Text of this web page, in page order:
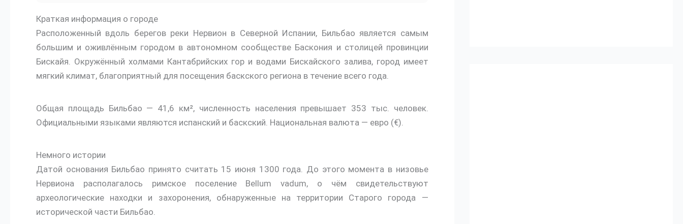
Краткая информация о городе
Расположенный вдоль берегов реки Нервион в Северной Испании, Бильбао является самым
большим и оживлённым городом в автономном сообществе Баскония и столицей провинции
Бискайя. Окружённый холмами Кантабрийских гор и водами Бискайского залива, город имеет
мягкий климат, благоприятный для посещения баскского региона в течение всего года.
Общая площадь Бильбао — 41,6 км², численность населения превышает 353 тыс. человек.
Официальными языками являются испанский и баскский. Национальная валюта — евро (€).
Немного истории
Датой основания Бильбао принято считать 15 июня 1300 года. До этого момента в низовье
Нервиона располагалось римское поселение Bellum vadum, о чём свидетельствуют
археологические находки и захоронения, обнаруженные на территории Старого города —
исторической части Бильбао.